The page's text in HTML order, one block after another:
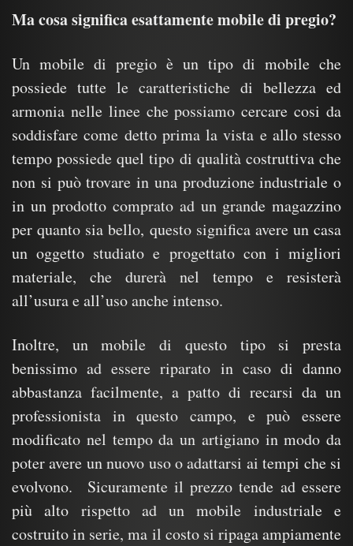
Ma cosa significa esattamente mobile di pregio?
Un mobile di pregio è un tipo di mobile che
possiede tutte le caratteristiche di bellezza ed
armonia nelle linee che possiamo cercare cosi da
soddisfare come detto prima la vista e allo stesso
tempo possiede quel tipo di qualità costruttiva che
non si può trovare in una produzione industriale o
in un prodotto comprato ad un grande magazzino
per quanto sia bello, questo significa avere un casa
un oggetto studiato e progettato con i migliori
materiale, che durerà nel tempo e resisterà
all’usura e all’uso anche intenso.
Inoltre, un mobile di questo tipo si presta
benissimo ad essere riparato in caso di danno
abbastanza facilmente, a patto di recarsi da un
professionista in questo campo, e può essere
modificato nel tempo da un artigiano in modo da
poter avere un nuovo uso o adattarsi ai tempi che si
evolvono. Sicuramente il prezzo tende ad essere
più alto rispetto ad un mobile industriale e
costruito in serie, ma il costo si ripaga ampiamente